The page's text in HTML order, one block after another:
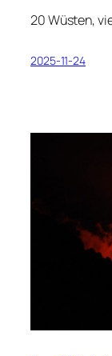
20 Wüsten,
2025-11-24